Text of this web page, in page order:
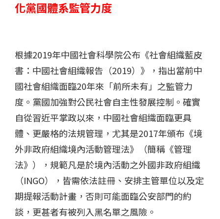
化黨國體系監管力度
根據2019年中國社會科學院公布《社會組織藍皮
書：中國社會組織報告（2019）》，指出當前中
國社會組織面臨20年來「前所未有」之監管力
度。黨國加強對公民社會自主性發展控制。確實
自從習近平掌政以來，中國社會組織面臨更具
體、更嚴格的法規管理，尤其是2017年頒布《境
外非政府組織境內活動管理法》（簡稱《管理
法》），規範凡是於境內活動之外國非政府組織
（INGO），皆需依法註冊、安排主管單位以及定
期提報活動計畫，否則可能面臨公安部門的約
談，更甚者有被列入黑名單之風險。